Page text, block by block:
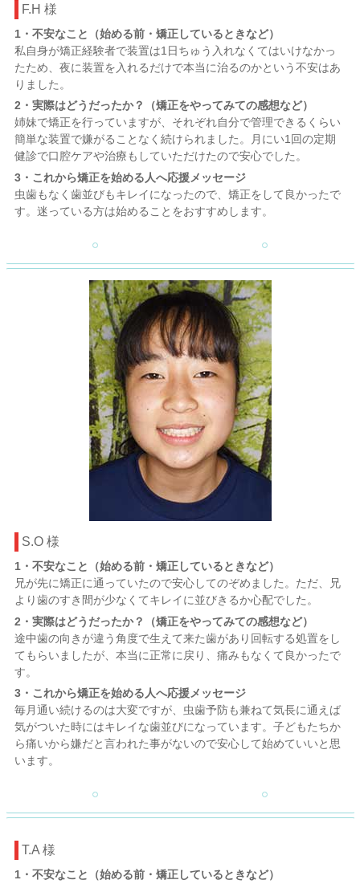
F.H 様
1・不安なこと（始める前・矯正しているときなど）
私自身が矯正経験者で装置は1日ちゅう入れなくてはいけなかっ
たため、夜に装置を入れるだけで本当に治るのかという不安はあ
りました。
2・実際はどうだったか？（矯正をやってみての感想など）
姉妹で矯正を行っていますが、それぞれ自分で管理できるくらい
簡単な装置で嫌がることなく続けられました。月にい1回の定期
健診で口腔ケアや治療もしていただけたので安心でした。
3・これから矯正を始める人へ応援メッセージ
虫歯もなく歯並びもキレイになったので、矯正をして良かったで
す。迷っている方は始めることをおすすめします。
S.O 様
1・不安なこと（始める前・矯正しているときなど）
兄が先に矯正に通っていたので安心してのぞめました。ただ、兄
より歯のすき間が少なくてキレイに並びきるか心配でした。
2・実際はどうだったか？（矯正をやってみての感想など）
途中歯の向きが違う角度で生えて来た歯があり回転する処置をし
てもらいましたが、本当に正常に戻り、痛みもなくて良かったで
す。
3・これから矯正を始める人へ応援メッセージ
毎月通い続けるのは大変ですが、虫歯予防も兼ねて気長に通えば
気がついた時にはキレイな歯並びになっています。子どもたちか
ら痛いから嫌だと言われた事がないので安心して始めていいと思
います。
T.A 様
1・不安なこと（始める前・矯正しているときなど）